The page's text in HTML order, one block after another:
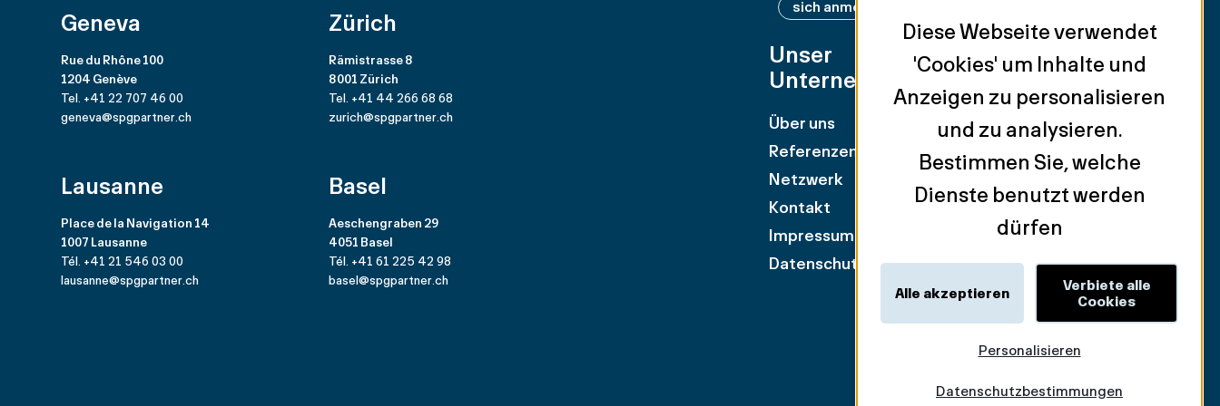
sich anmelden
Geneva
Rue du Rhône 100
1204 Genève
Tel. +41 22 707 46 00
geneva@spgpartner.ch
Zürich
Rämistrasse 8
8001 Zürich
Tel. +41 44 266 68 68
zurich@spgpartner.ch
Lausanne
Place de la Navigation 14
1007 Lausanne
Tél. +41 21 546 03 00
lausanne@spgpartner.ch
Basel
Aeschengraben 29
4051 Basel
Tél. +41 61 225 42 98
basel@spgpartner.ch
Unser
Unternehmen
Über uns
Referenzen
Netzwerk
Kontakt
Impressum
Datenschutzpolitik
Unsere
Dienstleistungen
Anlageobjekte
Einzelhandel
Geschäftsflächen
Mietervertretung
Industrie & Logistik
Bewertung & Beratung
Diese Webseite verwendet
'Cookies' um Inhalte und
Anzeigen zu personalisieren
und zu analysieren.
Bestimmen Sie, welche
Dienste benutzt werden
dürfen
Alle akzeptieren
Verbiete alle
Cookies
Personalisieren
Datenschutzbestimmungen